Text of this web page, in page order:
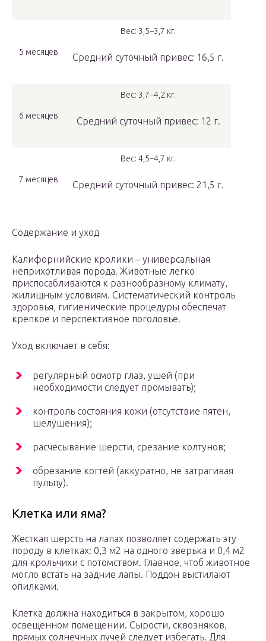
5 месяцев
Вес: 3,5–3,7 кг.
Средний суточный привес: 16,5 г.
6 месяцев
Вес: 3,7–4,2 кг.
Средний суточный привес: 12 г.
7 месяцев
Вес: 4,5–4,7 кг.
Средний суточный привес: 21,5 г.
Содержание и уход
Калифорнийские кролики – универсальная
неприхотливая порода. Животные легко
приспосабливаются к разнообразному климату,
жилищным условиям. Систематический контроль
здоровья, гигиенические процедуры обеспечат
крепкое и перспективное поголовье.
Уход включает в себя:
регулярный осмотр глаз, ушей (при
необходимости следует промывать);
контроль состояния кожи (отсутствие пятен,
шелушения);
расчесывание шерсти, срезание колтунов;
обрезание когтей (аккуратно, не затрагивая
пульпу).
Клетка или яма?
Жесткая шерсть на лапах позволяет содержать эту
породу в клетках: 0,3 м2 на одного зверька и 0,4 м2
для крольчихи с потомством. Главное, чтоб животное
могло встать на задние лапы. Поддон выстилают
опилками.
Клетка должна находиться в закрытом, хорошо
освещенном помещении. Сырости, сквозняков,
прямых солнечных лучей следует избегать. Для